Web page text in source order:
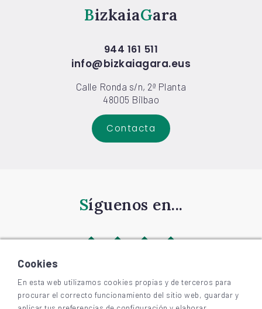
Bizkaia Gara
944 161 511
info@bizkaiagara.eus
Calle Ronda s/n, 2ª Planta
48005 Bilbao
Contacta
Síguenos en...
©2026 BIZKAIAGARA
Cookies
En esta web utilizamos cookies propias y de terceros para
procurar el correcto funcionamiento del sitio web, guardar y